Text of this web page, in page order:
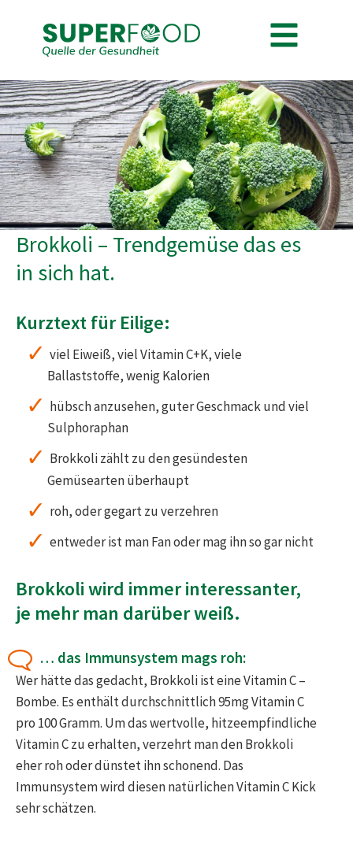
Brokkoli – Trendgemüse das es
in sich hat.
Kurztext für Eilige:
viel Eiweiß, viel Vitamin C+K, viele
Ballaststoffe, wenig Kalorien
hübsch anzusehen, guter Geschmack und viel
Sulphoraphan
Brokkoli zählt zu den gesündesten
Gemüsearten überhaupt
roh, oder gegart zu verzehren
entweder ist man Fan oder mag ihn so gar nicht
Brokkoli wird immer interessanter,
je mehr man darüber weiß.
… das Immunsystem mags roh:
Wer hätte das gedacht, Brokkoli ist eine Vitamin C –
Bombe. Es enthält durchschnittlich 95mg Vitamin C
pro 100 Gramm. Um das wertvolle, hitzeempfindliche
Vitamin C zu erhalten, verzehrt man den Brokkoli
eher roh oder dünstet ihn schonend. Das
Immunsystem wird diesen natürlichen Vitamin C Kick
sehr schätzen.